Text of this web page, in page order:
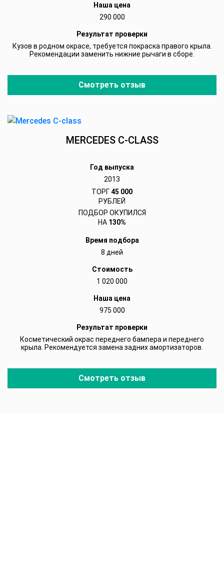
Наша цена
290 000
Результат проверки
Кузов в родном окрасе, требуется покраска правого крыла.
Рекомендации заменить нижние рычаги в сборе.
Смотреть отзыв
MERCEDES C-CLASS
Год выпуска
2013
ТОРГ45 000
РУБЛЕЙ
ПОДБОР ОКУПИЛСЯ
НА 130%
Время подбора
8 дней
Стоимость
1 020 000
Наша цена
975 000
Результат проверки
Косметический окрас переднего бампера и переднего
крыла. Рекомендуется замена задних амортизаторов.
Смотреть отзыв